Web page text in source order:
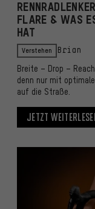
FLARE & WAS
HAT
Verstehen Brian
Breite – Drop –
denn nur mit
auf die Straße.
Jetzt